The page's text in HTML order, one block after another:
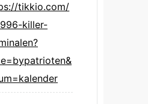
tikkio.com/
killer-